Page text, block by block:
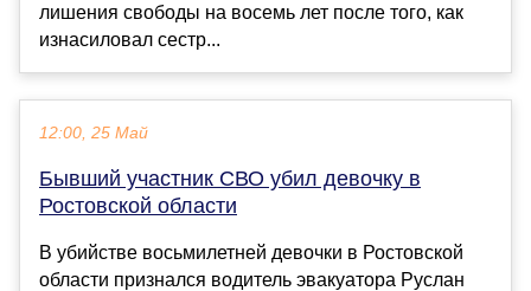
лишения свободы на восемь лет после того, как
изнасиловал сестр...
12:00, 25 Май
Бывший участник СВО убил девочку в
Ростовской области
В убийстве восьмилетней девочки в Ростовской
области признался водитель эвакуатора Руслан